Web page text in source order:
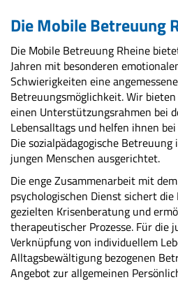
Die Mobile Betreuung
Die Mobile Betreuung Rheine
Jahren mit besonderen
Schwierigkeiten eine
Betreuungsmöglichkeit. Wir
einen Unterstützungsrahmen bei
Lebensalltags und helfen ihnen
Die sozialpädagogische
jungen Menschen ausgerichtet.
Die enge Zusammenarbeit mit
psychologischen Dienst sichert
gezielten Krisenberatung und
therapeutischer Prozesse. Für die
Verknüpfung von individuellem
Alltagsbewältigung bezogenen
Angebot zur allgemeinen